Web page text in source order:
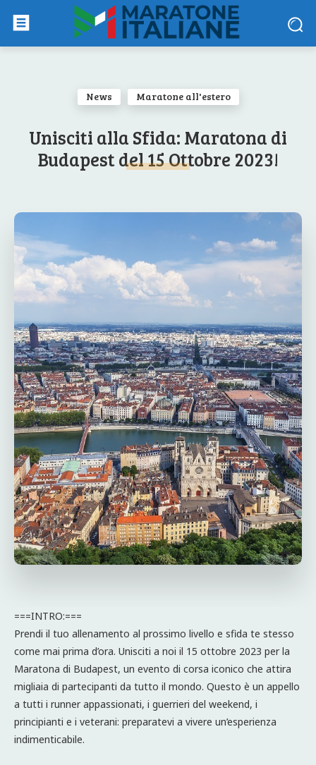
News Maratone all'estero
Unisciti alla Sfida: Maratona di
Budapest del 15 Ottobre 2023!
===INTRO:===
Prendi il tuo allenamento al prossimo livello e sfida te stesso
come mai prima d’ora. Unisciti a noi il 15 ottobre 2023 per la
Maratona di Budapest, un evento di corsa iconico che attira
migliaia di partecipanti da tutto il mondo. Questo è un appello
a tutti i runner appassionati, i guerrieri del weekend, i
principianti e i veterani: preparatevi a vivere un’esperienza
indimenticabile.